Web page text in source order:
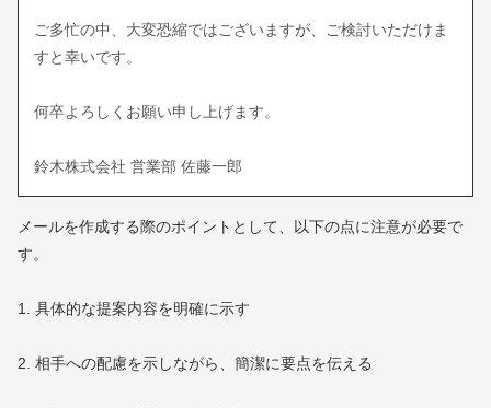
ご多忙の中、大変恐縮ではございますが、ご検討いただけま
すと幸いです。
何卒よろしくお願い申し上げます。
鈴木株式会社 営業部 佐藤一郎
メールを作成する際のポイントとして、以下の点に注意が必要で
す。
1. 具体的な提案内容を明確に示す
2. 相手への配慮を示しながら、簡潔に要点を伝える